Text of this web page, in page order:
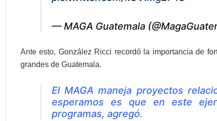
— MAGA Guatemala
Ante esto, González Ricci recordó la importancia de
grandes de Guatemala.
El MAGA maneja proyectos
esperamos es que en este
programas, agregó.